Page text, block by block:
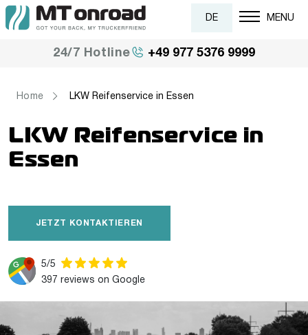
DE MENU
24/7 Hotline +49 977 5376 9999
Home LKW Reifenservice in Essen
LKW Reifenservice in
Essen
JETZT KONTAKTIEREN
5/5
397 reviews on Google